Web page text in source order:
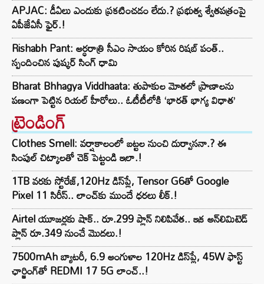
APJAC: డీఏలు ఎందుకు ప్రకటించడం లేదు.? ప్రభుత్వ శ్వేతపత్రంపై
ఏపీజేఏసీ ఫైర్.!
Rishabh Pant: అర్ధరాత్రి సీఎం సాయం కోరిన రిషబ్ పంత్..
స్పందించిన పుష్కర్ సింగ్ ధామి
Bharat Bhhagya Viddhaata: తుపాకుల మోతలో ప్రాణాలను
పణంగా పెట్టిన రియల్ హీరోలు.. ఓటీటీలోకి ‘భారత్ భాగ్య విధాత’
ట్రెండింగ్‌
Clothes Smell: వర్షాకాలంలో బట్టల నుంచి దుర్వాసనా.? ఈ
సింపుల్ చిట్కాలతో చెక్ పెట్టండి ఇలా.!
1TB వరకు స్టోరేజ్,120Hz డిస్‌ప్లే, Tensor G6తో Google
Pixel 11 సిరీస్.. లాంచ్⁭కు ముందే ధరలు లీక్.!
Airtel యూజర్లకు షాక్.. రూ.299 ప్లాన్ నిలిపివేత.. ఇక అన్‌లిమిటెడ్
ప్లాన్ రూ.349 నుంచే మొదలు.!
7500mAh బ్యాటరీ, 6.9 అంగుళాల 120Hz డిస్‌ప్లే, 45W ఫాస్ట్
ఛార్జింగ్‌తో REDMI 17 5G లాంచ్..!